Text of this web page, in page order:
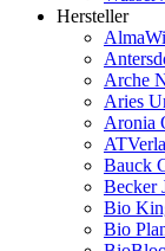
Hersteller
Arche
Aries
Aronia
Bauck
Becker
Bio
Bio